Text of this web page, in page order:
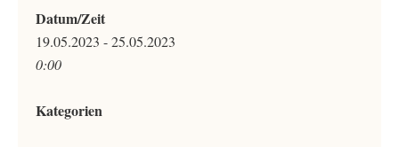
Datum/Zeit
19.05.2023 - 25.05.2023
0:00
Kategorien